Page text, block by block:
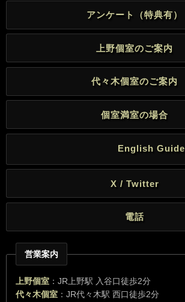
アンケート（特典有）
上野個室のご案内
代々木個室のご案内
個室満室の場合
English Guide
X / Twitter
電話
営業案内
上野個室 ：JR上野駅 入谷口徒歩2分
代々木個室 ：JR代々木駅 西口徒歩2分